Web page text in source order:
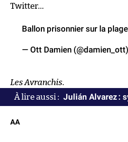
Twitter…
Ballon prisonnier sur la
— Ott Damien (@damien_ott)
Les Avranchis.
Julián Alvarez :
AA